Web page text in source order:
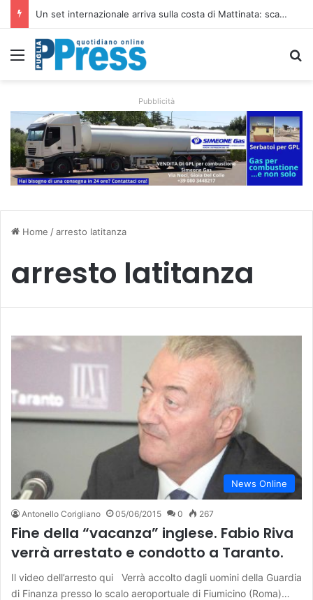
Un set internazionale arriva sulla costa di Mattinata: scattano i divieti alla Baia dei Faraglioni
Menu
Pubblicità
Home /arresto latitanza
arresto latitanza
News Online
Antonello Corigliano 05/06/2015 0 267
Fine della “vacanza” inglese. Fabio Riva
verrà arrestato e condotto a Taranto.
Il video dell’arresto qui Verrà accolto dagli uomini della Guardia
di Finanza presso lo scalo aeroportuale di Fiumicino (Roma)…